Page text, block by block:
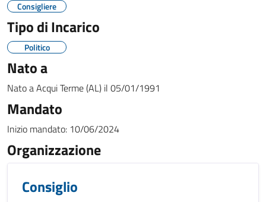
Consigliere
Tipo di Incarico
Politico
Nato a
Nato aAcqui Terme (AL) il 05/01/1991
Mandato
Inizio mandato: 10/06/2024
Organizzazione
Consiglio